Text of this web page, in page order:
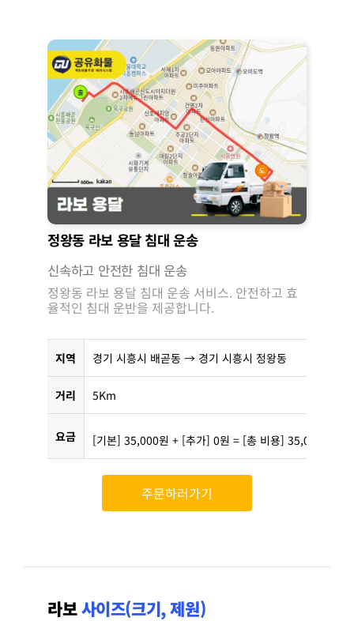
정왕동 라보 용달 침대 운송
신속하고 안전한 침대 운송
정왕동 라보 용달 침대 운송 서비스. 안전하고 효
율적인 침대 운반을 제공합니다.
지역 경기 시흥시 배곧동 → 경기 시흥시 정왕동
거리 5Km
요금 [기본] 35,000원 + [추가] 0원 = [총 비용] 35,000원
주문하러가기
라보사이즈(크기, 제원)